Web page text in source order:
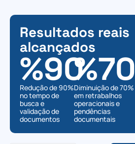
Resultados reais
alcançados
Redução de 90%
no tempo de
busca e
validação de
documentos
%90Diminuição de 70%
em retrabalhos
operacionais e
pendências
documentais
%70